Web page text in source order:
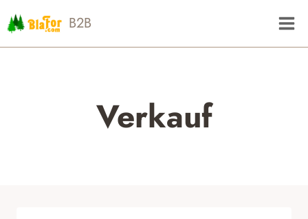
Inhalt
B2B
Verkauf